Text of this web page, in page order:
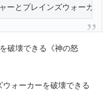
ーとプレインズウォーカー
破壊できる《神の怒
ォーカーを破壊できる